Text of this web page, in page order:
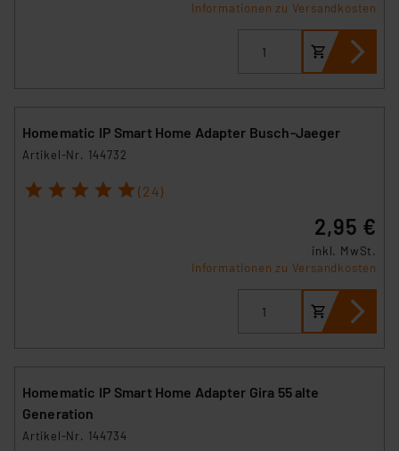
Informationen zu Versandkosten
Homematic IP Smart Home Adapter Busch-Jaeger
Artikel-Nr. 144732
1 2 3 4 5 (24)
2,95 €
inkl. MwSt.
Informationen zu Versandkosten
Homematic IP Smart Home Adapter Gira 55 alte
Generation
Artikel-Nr. 144734